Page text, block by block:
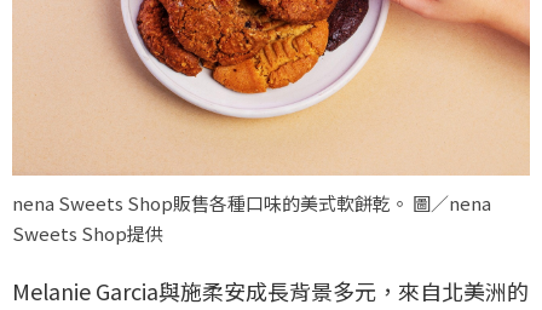
nena Sweets Shop販售各種口味的美式軟餅乾。 圖／nena
Sweets Shop提供
Melanie Garcia與施柔安成長背景多元，來自北美洲的